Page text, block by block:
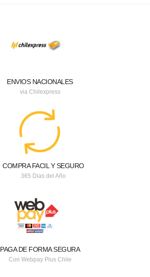
ENVIOS NACIONALES
via Chilexpress
COMPRA FACIL Y SEGURO
365 Dias del Año
PAGA DE FORMA SEGURA
Con Webpay Plus Chile